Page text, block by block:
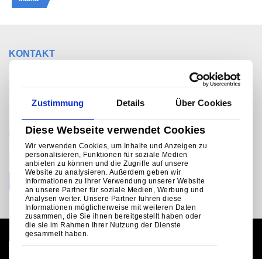
Zustimmung Details Über Cookies
Diese Webseite verwendet Cookies
Wir verwenden Cookies, um Inhalte und Anzeigen zu
personalisieren, Funktionen für soziale Medien
anbieten zu können und die Zugriffe auf unsere
Website zu analysieren. Außerdem geben wir
Informationen zu Ihrer Verwendung unserer Website
an unsere Partner für soziale Medien, Werbung und
Analysen weiter. Unsere Partner führen diese
Informationen möglicherweise mit weiteren Daten
zusammen, die Sie ihnen bereitgestellt haben oder
die sie im Rahmen Ihrer Nutzung der Dienste
gesammelt haben.
KONTAKT
Sie möchten mit jemandem
sprechen?
Colorcoat Connection®helpline
+31 (0)251 492206 (NL)
colorcoat.connectionEU@tatasteeleurope.com